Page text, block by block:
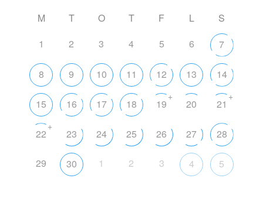
M T O T F L
S
1
2 3 4 5 6 7
8 9 10 11 12 13 14
15 16 17 18 19
+
20 21
+
22
+
23 24 25 26 27 28
29 30 1 2 3 4 5